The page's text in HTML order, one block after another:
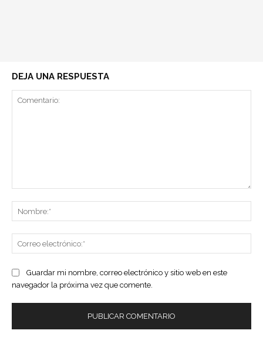
DEJA UNA RESPUESTA
Guardar mi nombre, correo electrónico y sitio web en este
navegador la próxima vez que comente.